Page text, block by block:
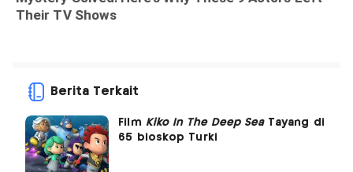
Berita Terkait
Film Kiko In The Deep SeaTayang di
65 bioskop Turki